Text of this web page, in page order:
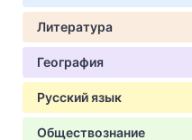
Литература
География
Русский язык
Обществознание